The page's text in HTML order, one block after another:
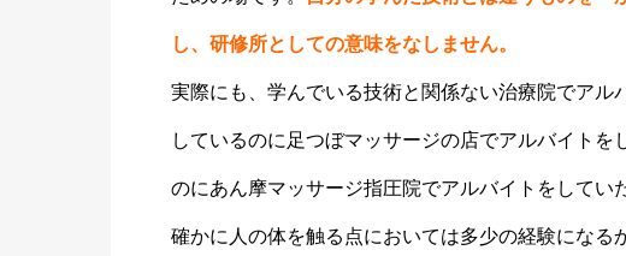
し、研修所としての意味をなしません。
実際にも、学んでいる技術と関係ない治療院でア
しているのに足つぼマッサージの店でアルバイト
のにあん摩マッサージ指圧院でアルバイトをしてい
確かに人の体を触る点においては多少の経験になる